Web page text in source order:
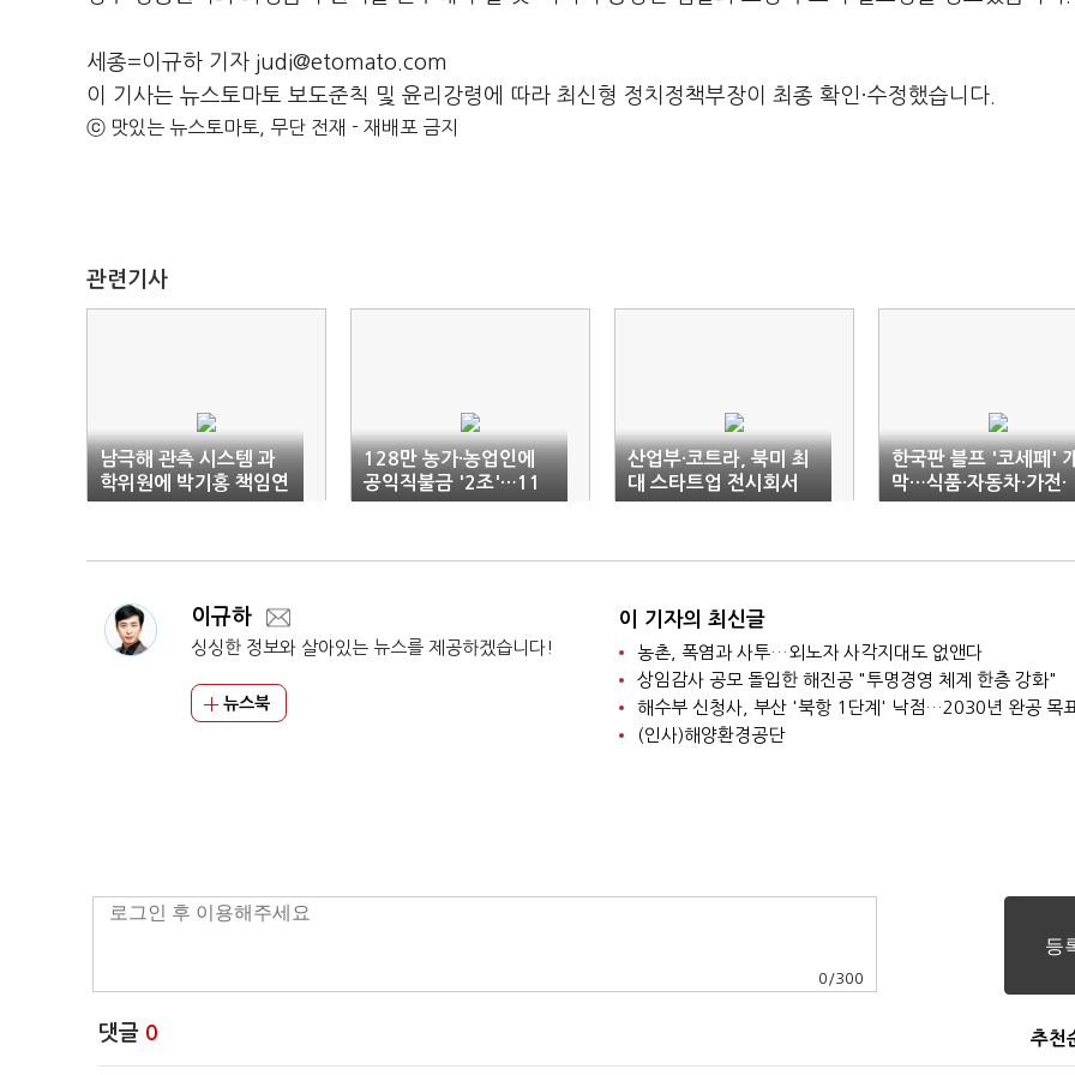
세종=이규하 기자 judi@etomato.com
이 기사는 뉴스토마토 보도준칙 및 윤리강령에 따라 최신형 정치정책부장이 최종 확인·수정했습니다.
ⓒ 맛있는 뉴스토마토, 무단 전재 - 재배포 금지
관련기사
남극해 관측 시스템 과
학위원에 박기홍 책임연
구원 선임
128만 농가·농업인에
공익직불금 '2조'…11
월부터 지급
산업부·코트라, 북미 최
대 스타트업 전시회서
통합한국관 운영
한국판 블프 '코세페'
막…식품·자동차·가전·
숙박 등 할인
이규하
싱싱한 정보와 살아있는 뉴스를 제공하겠습니다!
뉴스북
이 기자의 최신글
농촌, 폭염과 사투…외노자 사각지대도 없앤다
상임감사 공모 돌입한 해진공 "투명경영 체계 한층 강화"
해수부 신청사, 부산 '북항 1단계' 낙점…2030년 완공 목
(인사)해양환경공단
0 /300
댓글 0 추천